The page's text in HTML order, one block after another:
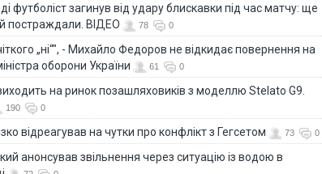
футболіст загинув від удару блискавки під час матчу: ще
постраждали. ВІДЕО
78 0
„ні“", - Михайло Федоров не відкидає повернення на
оборони України
61 0
на ринок позашляховиків з моделлю Stelato G9.
190 0
відреагував на чутки про конфлікт з Гегсетом 73 0
анонсував звільнення через ситуацію із водою в